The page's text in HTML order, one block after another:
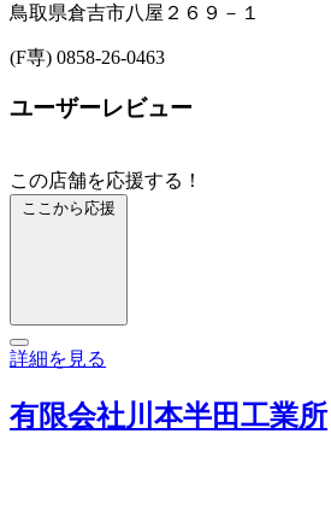
鳥取県倉吉市八屋２６９－１
(F専) 0858-26-0463
ユーザーレビュー
この店舗を応援する！
ここから応援
詳細を見る
有限会社川本半田工業所